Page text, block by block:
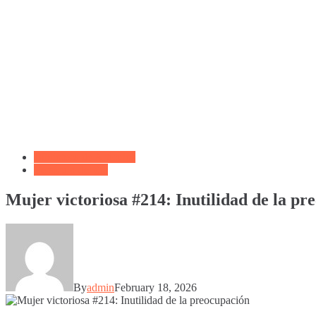
Mujer victoriosa #214: Inutilidad de la
ByadminFebruary 18, 2026